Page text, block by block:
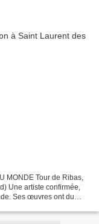
MONDE Tour de Ribas,
Une artiste confirmée,
Ses œuvres ont du